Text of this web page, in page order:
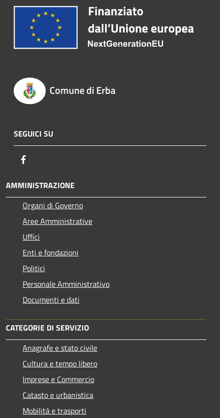
Comune di Erba
SEGUICI SU
AMMINISTRAZIONE
Organi di Governo
Aree Amministrative
Uffici
Enti e fondazioni
Politici
Personale Amministrativo
Documenti e dati
CATEGORIE DI SERVIZIO
Anagrafe e stato civile
Cultura e tempo libero
Imprese e Commercio
Catasto e urbanistica
Mobilità e trasporti